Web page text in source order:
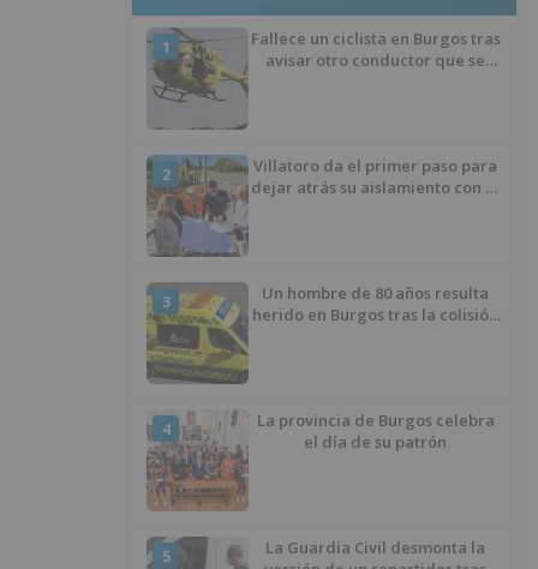
1
Fallece un ciclista en Burgos tras
avisar otro conductor que se
2
Villatoro da el primer paso para
dejar atrás su aislamiento con el
3
Un hombre de 80 años resulta
herido en Burgos tras la colisión
4
La provincia de Burgos celebra
el día de su patrón
5
La Guardia Civil desmonta la